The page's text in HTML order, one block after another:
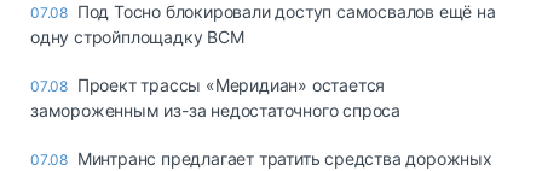
07.08 Под Тосно блокировали доступ самосвалов ещё на
одну стройплощадку ВСМ
07.08 Проект трассы «Меридиан» остается
замороженным из-за недостаточного спроса
07.08 Минтранс предлагает тратить средства дорожных